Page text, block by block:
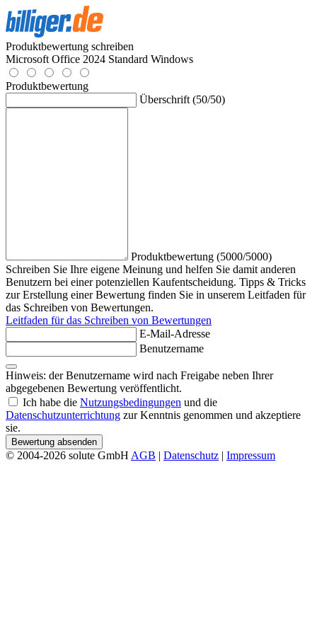
Produktbewertung schreiben
Microsoft Office 2024 Standard Windows
Produktbewertung
Überschrift (50/50)
Produktbewertung (5000/5000)
Schreiben Sie Ihre eigene Meinung und helfen Sie damit anderen
Benutzern bei einer potenziellen Kaufentscheidung. Tipps & Tricks
zur Erstellung einer Bewertung finden Sie in unserem Leitfaden für
das Schreiben von Bewertungen.
Leitfaden für das Schreiben von Bewertungen
E-Mail-Adresse
Benutzername
Hinweis: der Benutzername wird nach Freigabe neben Ihrer
abgegebenen Bewertung veröffentlicht.
Ich habe die Nutzungsbedingungen und die
Datenschutzunterrichtung zur Kenntnis genommen und akzeptiere
sie.
Bewertung absenden
© 2004-2026 solute GmbH AGB | Datenschutz | Impressum